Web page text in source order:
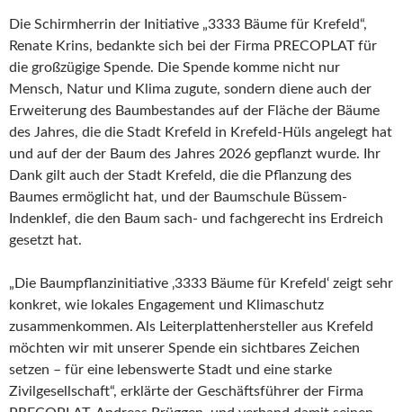
Die Schirmherrin der Initiative „3333 Bäume für Krefeld“,
Renate Krins, bedankte sich bei der Firma PRECOPLAT für
die großzügige Spende. Die Spende komme nicht nur
Mensch, Natur und Klima zugute, sondern diene auch der
Erweiterung des Baumbestandes auf der Fläche der Bäume
des Jahres, die die Stadt Krefeld in Krefeld-Hüls angelegt hat
und auf der der Baum des Jahres 2026 gepflanzt wurde. Ihr
Dank gilt auch der Stadt Krefeld, die die Pflanzung des
Baumes ermöglicht hat, und der Baumschule Büssem-
Indenklef, die den Baum sach- und fachgerecht ins Erdreich
gesetzt hat.
„Die Baumpflanzinitiative ‚3333 Bäume für Krefeld‘ zeigt sehr
konkret, wie lokales Engagement und Klimaschutz
zusammenkommen. Als Leiterplattenhersteller aus Krefeld
möchten wir mit unserer Spende ein sichtbares Zeichen
setzen – für eine lebenswerte Stadt und eine starke
Zivilgesellschaft“, erklärte der Geschäftsführer der Firma